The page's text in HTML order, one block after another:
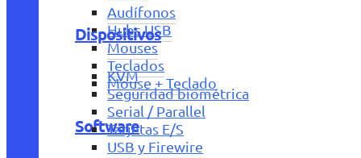
Audífonos
Hubs USB
Mouses
Teclados
Mouse + Teclado
Software
Dispositivos
KVM
Seguridad biométrica
Serial / Parallel
Tarjetas E/S
USB y Firewire